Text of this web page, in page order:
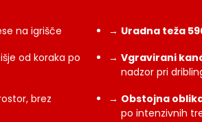
na igrišče → Uradna teža
od koraka po
→ Vgravirani
nadzor pri
brez
→ Obstojna
po intenzivnih